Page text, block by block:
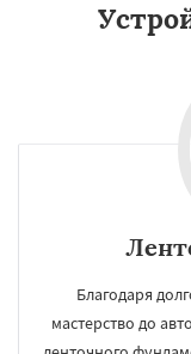
Благодаря
мастерство до